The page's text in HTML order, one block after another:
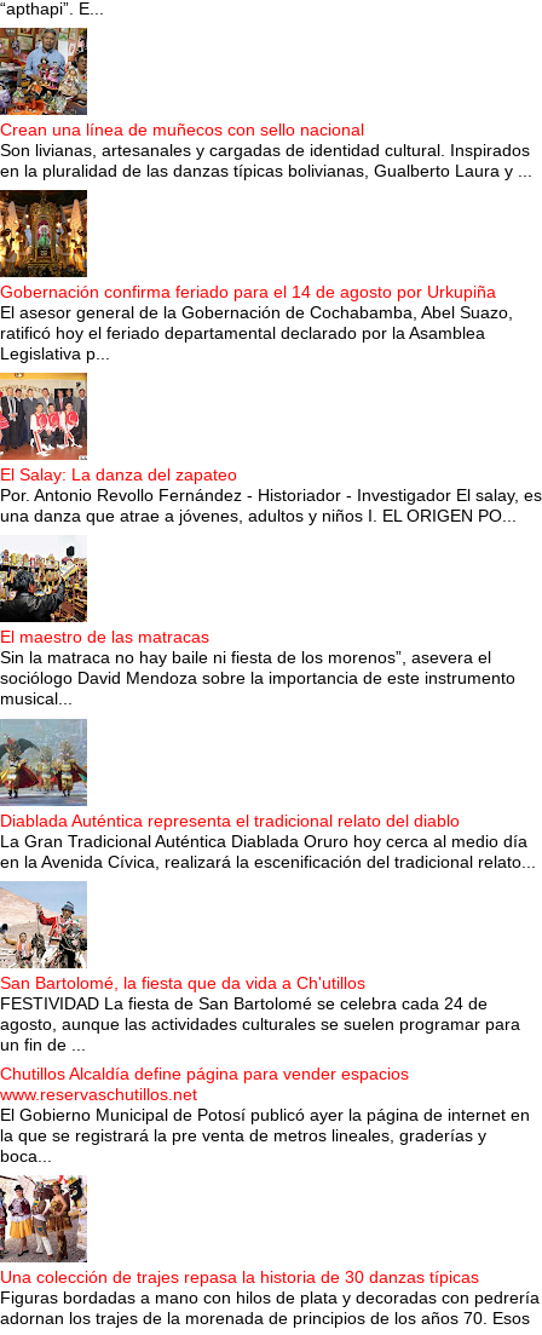
“apthapi”. E...
Crean una línea de muñecos con sello nacional
Son livianas, artesanales y cargadas de identidad cultural. Inspirados
en la pluralidad de las danzas típicas bolivianas, Gualberto Laura y ...
Gobernación confirma feriado para el 14 de agosto por Urkupiña
El asesor general de la Gobernación de Cochabamba, Abel Suazo,
ratificó hoy el feriado departamental declarado por la Asamblea
Legislativa p...
El Salay: La danza del zapateo
Por. Antonio Revollo Fernández - Historiador - Investigador El salay, es
una danza que atrae a jóvenes, adultos y niños I. EL ORIGEN PO...
El maestro de las matracas
Sin la matraca no hay baile ni fiesta de los morenos”, asevera el
sociólogo David Mendoza sobre la importancia de este instrumento
musical...
Diablada Auténtica representa el tradicional relato del diablo
La Gran Tradicional Auténtica Diablada Oruro hoy cerca al medio día
en la Avenida Cívica, realizará la escenificación del tradicional relato...
San Bartolomé, la fiesta que da vida a Ch'utillos
FESTIVIDAD La fiesta de San Bartolomé se celebra cada 24 de
agosto, aunque las actividades culturales se suelen programar para
un fin de ...
Chutillos Alcaldía define página para vender espacios
www.reservaschutillos.net
El Gobierno Municipal de Potosí publicó ayer la página de internet en
la que se registrará la pre venta de metros lineales, graderías y
boca...
Una colección de trajes repasa la historia de 30 danzas típicas
Figuras bordadas a mano con hilos de plata y decoradas con pedrería
adornan los trajes de la morenada de principios de los años 70. Esos